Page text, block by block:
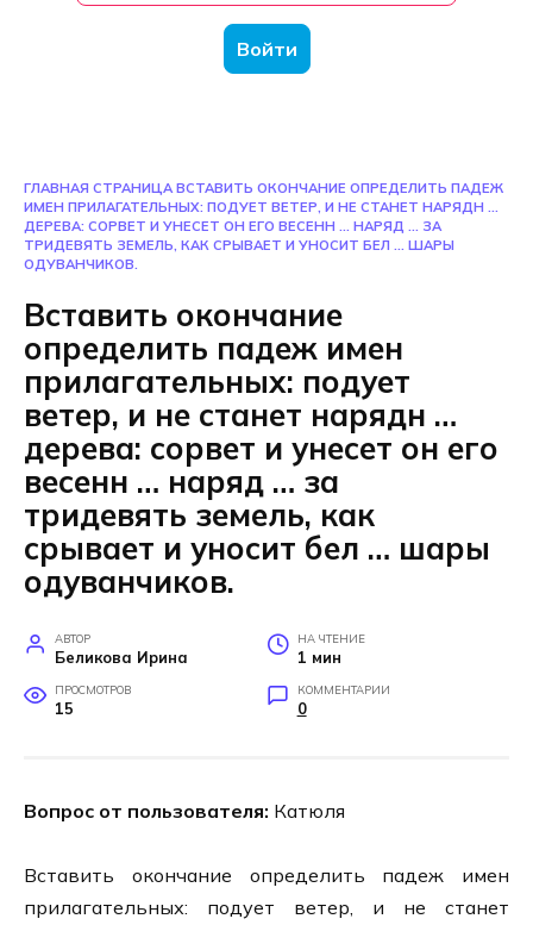
Войти
ГЛАВНАЯ СТРАНИЦА ВСТАВИТЬ ОКОНЧАНИЕ ОПРЕДЕЛИТЬ ПАДЕЖ
ИМЕН ПРИЛАГАТЕЛЬНЫХ: ПОДУЕТ ВЕТЕР, И НЕ СТАНЕТ НАРЯДН …
ДЕРЕВА: СОРВЕТ И УНЕСЕТ ОН ЕГО ВЕСЕНН … НАРЯД … ЗА
ТРИДЕВЯТЬ ЗЕМЕЛЬ, КАК СРЫВАЕТ И УНОСИТ БЕЛ … ШАРЫ
ОДУВАНЧИКОВ.
Вставить окончание
определить падеж имен
прилагательных: подует
ветер, и не станет нарядн …
дерева: сорвет и унесет он его
весенн … наряд … за
тридевять земель, как
срывает и уносит бел … шары
одуванчиков.
АВТОР
Беликова Ирина
НА ЧТЕНИЕ
1 мин
ПРОСМОТРОВ
15
КОММЕНТАРИИ
0
Вопрос от пользователя: Катюля
Вставить окончание определить падеж имен
прилагательных: подует ветер, и не станет